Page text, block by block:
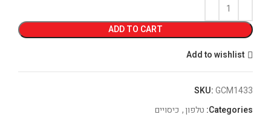
ADD TO CART
Add to wishlist
SKU:GCM1433
Categories: טלפון, כיסויים